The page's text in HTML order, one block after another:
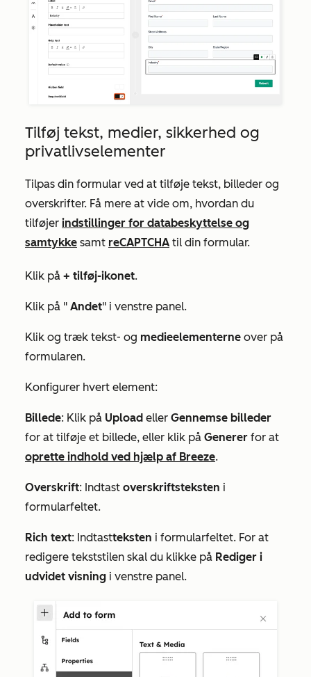
Tilføj tekst, medier, sikkerhed og
privatlivselementer
Tilpas din formular ved at tilføje tekst, billeder og
overskrifter. Få mere at vide om, hvordan du
tilføjer indstillinger for databeskyttelse og
samtykke samt reCAPTCHA til din formular.
Klik på + tilføj-ikonet.
Klik på " Andet" i venstre panel.
Klik og træk tekst- og medieelementerne over på
formularen.
Konfigurer hvert element:
Billede: Klik på Upload eller Gennemse billeder
for at tilføje et billede, eller klik på Generer for at
oprette indhold ved hjælp af Breeze.
Overskrift: Indtast overskriftsteksten i
formularfeltet.
Rich text: Indtastteksten i formularfeltet. For at
redigere tekststilen skal du klikke på Rediger i
udvidet visning i venstre panel.